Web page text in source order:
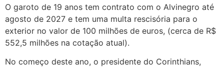
O garoto de 19 anos tem contrato com o Alvinegro até
agosto de 2027 e tem uma multa rescisória para o
exterior no valor de 100 milhões de euros, (cerca de R$
552,5 milhões na cotação atual).
No começo deste ano, o presidente do Corinthians,